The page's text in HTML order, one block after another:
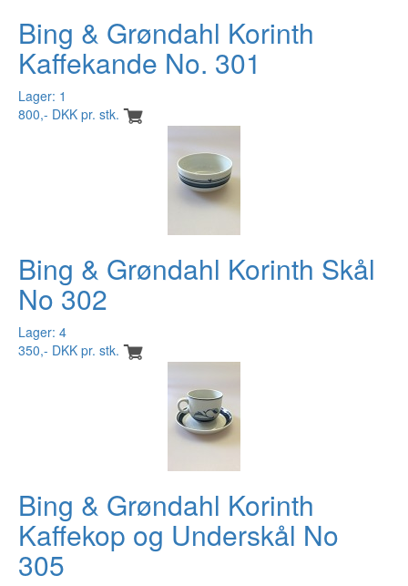
Bing & Grøndahl Korinth
Kaffekande No. 301
Lager: 1
800,- DKK pr. stk.
Bing & Grøndahl Korinth Skål
No 302
Lager: 4
350,- DKK pr. stk.
Bing & Grøndahl Korinth
Kaffekop og Underskål No
305